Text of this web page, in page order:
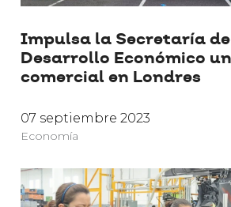
Impulsa la Secretaría de
Desarrollo Económico
comercial en Londres
07 septiembre 2023
Economía